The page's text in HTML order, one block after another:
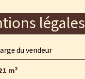
légales
du vendeur
m²